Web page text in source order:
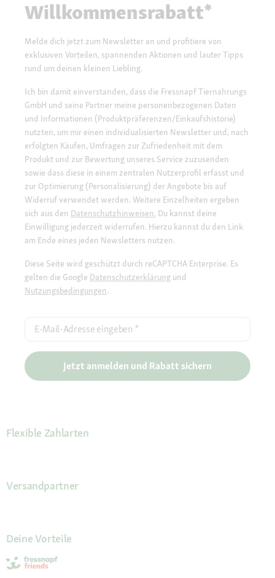
Willkommensrabatt*
Melde dich jetzt zum Newsletter an und profitiere von
exklusiven Vorteilen, spannenden Aktionen und lauter Tipps
rund um deinen kleinen Liebling.
Ich bin damit einverstanden, dass die Fressnapf Tiernahrungs
GmbH und seine Partner meine personenbezogenen Daten
und Informationen (Produktpräferenzen/Einkaufshistorie)
nutzten, um mir einen individualisierten Newsletter und, nach
erfolgten Käufen, Umfragen zur Zufriedenheit mit dem
Produkt und zur Bewertung unseres Service zuzusenden
sowie dass diese in einem zentralen Nutzerprofil erfasst und
zur Optimierung (Personalisierung) der Angebote bis auf
Widerruf verwendet werden. Weitere Einzelheiten ergeben
sich aus den Datenschutzhinweisen. Du kannst deine
Einwilligung jederzeit widerrufen. Hierzu kannst du den Link
am Ende eines jeden Newsletters nutzen.
Diese Seite wird geschützt durch reCAPTCHA Enterprise. Es
gelten die Google Datenschutzerklärung und
Nutzungsbedingungen.
E-Mail-Adresse eingeben *
Jetzt anmelden und Rabatt sichern
Flexible Zahlarten
Versandpartner
Deine Vorteile